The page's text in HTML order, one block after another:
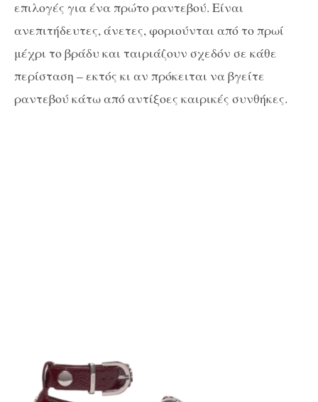
επιλογές για ένα πρώτο ραντεβού. Είναι
ανεπιτήδευτες, άνετες, φοριούνται από το πρωί
μέχρι το βράδυ και ταιριάζουν σχεδόν σε κάθε
περίσταση – εκτός κι αν πρόκειται να βγείτε
ραντεβού κάτω από αντίξοες καιρικές συνθήκες.